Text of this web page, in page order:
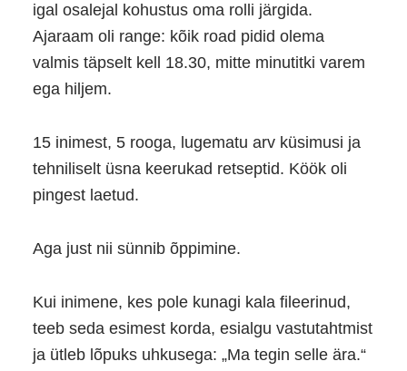
igal osalejal kohustus oma rolli järgida.
Ajaraam oli range: kõik road pidid olema
valmis täpselt kell 18.30, mitte minutitki varem
ega hiljem.
15 inimest, 5 rooga, lugematu arv küsimusi ja
tehniliselt üsna keerukad retseptid. Köök oli
pingest laetud.
Aga just nii sünnib õppimine.
Kui inimene, kes pole kunagi kala fileerinud,
teeb seda esimest korda, esialgu vastutahtmist
ja ütleb lõpuks uhkusega: „Ma tegin selle ära.“